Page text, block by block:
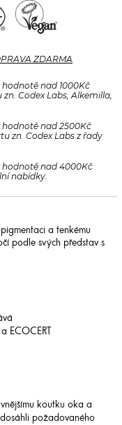
ZDARMA.
nad 1000Kč
Codex Labs, Alkemilla,
nad 2500Kč
zn. Codex Labs z řady
nad 4000Kč
nabídky.
a tenkému
podle svých představ s
ECOCERT
koutku oka a
požadovaného